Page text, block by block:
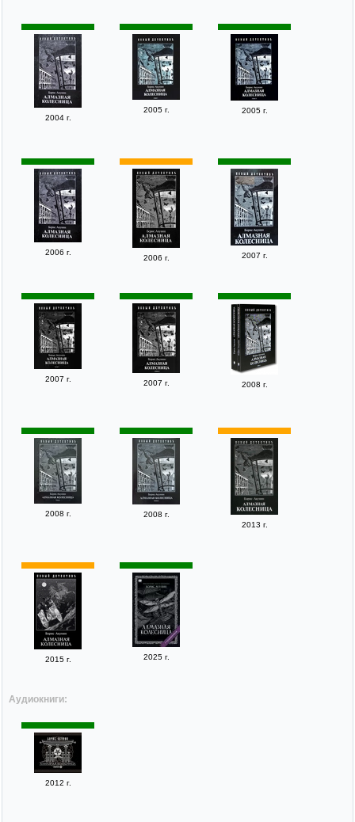
2004 г.
2005 г. 2005 г.
2006 г.
2006 г. 2007 г.
2007 г. 2007 г. 2008 г.
2008 г.
2008 г.
2013 г.
2015 г. 2025 г.
Аудиокниги:
2012 г.